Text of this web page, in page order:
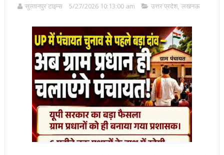
सुल्तानपुर टाइम्स 5/27/2026 10:13:00 am उत्तर प्रदेश, लखनऊ